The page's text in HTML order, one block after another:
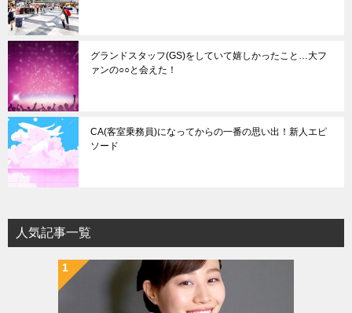
グランドスタッフ(GS)をしていて嬉しかったこと…大フ
ァンの○○と会えた！
CA(客室乗務員)になってからの一番の思い出！新人エピ
ソード
人気記事一覧